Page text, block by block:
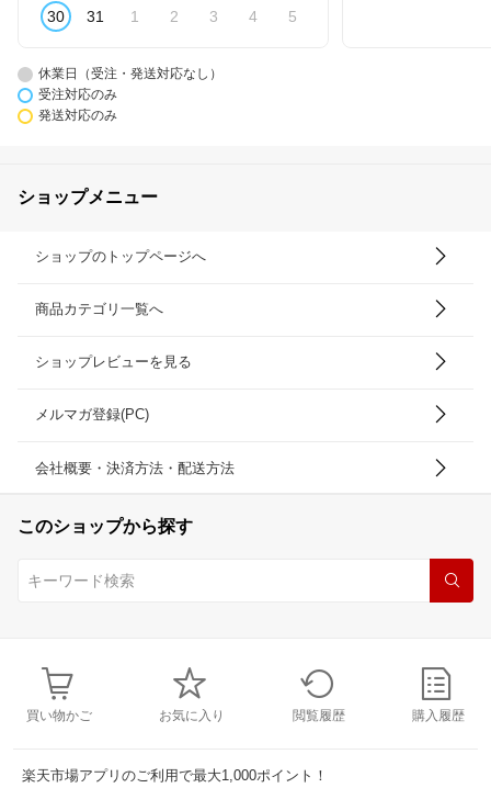
30 31 1 2 3 4 5
休業日（受注・発送対応なし）
受注対応のみ
発送対応のみ
ショップメニュー
ショップのトップページへ
商品カテゴリ一覧へ
ショップレビューを見る
メルマガ登録(PC)
会社概要・決済方法・配送方法
このショップから探す
買い物かご お気に入り 閲覧履歴 購入履歴
楽天市場アプリのご利用で最大1,000ポイント！